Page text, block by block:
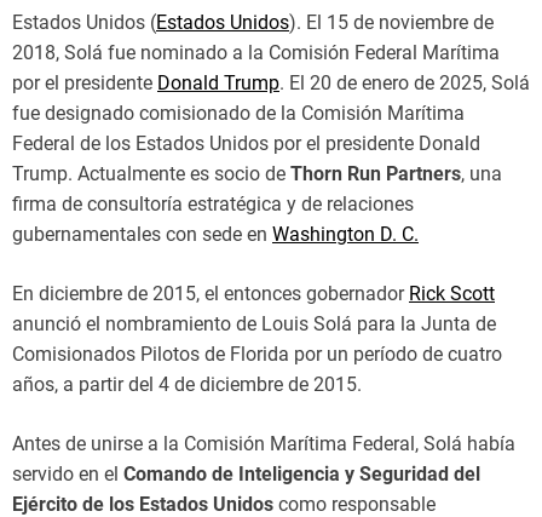
Estados Unidos (Estados Unidos). El 15 de noviembre de
2018, Solá fue nominado a la Comisión Federal Marítima
por el presidente Donald Trump. El 20 de enero de 2025, Solá
fue designado comisionado de la Comisión Marítima
Federal de los Estados Unidos por el presidente Donald
Trump. Actualmente es socio de Thorn Run Partners, una
firma de consultoría estratégica y de relaciones
gubernamentales con sede en Washington D. C.
En diciembre de 2015, el entonces gobernador Rick Scott
anunció el nombramiento de Louis Solá para la Junta de
Comisionados Pilotos de Florida por un período de cuatro
años, a partir del 4 de diciembre de 2015.
Antes de unirse a la Comisión Marítima Federal, Solá había
servido en el Comando de Inteligencia y Seguridad del
Ejército de los Estados Unidos como responsable